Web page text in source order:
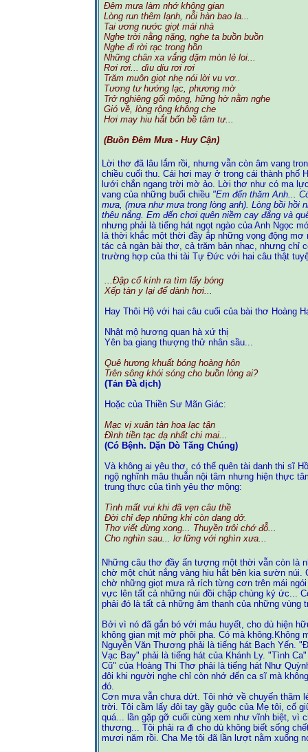
Đêm mưa làm nhớ không gian
Lòng run thêm lạnh, nỗi hàn bao la...
Tai ương nước giọt mái nhà
Nghe trời nằng nặng, nghe ta buồn buồn
Nghe đi rời rạc trong hồn
Những chân xa vắng dặm mòn lẻ loi...
Rơi rơi... dìu dịu rơi rơi
Trăm muôn giọt nhẹ nói lời vu vơ..
Tương tư hướng lạc, phương mờ
Trở nghiêng gối mộng, hững hờ nằm nghe
Gió về, lòng rộng không che
Hơi may hiu hắt bốn bề tâm tư...
(Buồn Đêm Mưa - Huy Cận)
Lời thơ đã lâu lắm rồi, nhưng vẫn còn âm vang
chiều cuối thu. Cái hơi may ở trong cái thành phố
lưới chắn ngang trời mờ ảo. Lời thơ như có ma
vang của những buổi chiều "Em đến thăm Anh...
mưa, (mưa như mưa trong lòng anh). Lòng bồi hồi
thêu nắng. Em đến chơi quên niềm cay đắng và
nhưng phải là tiếng hát ngọt ngào của Anh Ngọc
là thời khắc một thời đầy ắp những vọng động
tác cả ngàn bài thơ, cả trăm bản nhạc, nhưng chỉ
trường hợp của thi tài Tự Đức với hai câu thật
...Đập cổ kính ra tìm lấy bóng
Xếp tàn y lại để dành hơi...
Hay Thôi Hộ với hai câu cuối của bài thơ Hoàng
Nhật mộ hương quan hà xứ thị
Yên ba giang thượng thử nhân sầu...
Quê hương khuất bóng hoàng hôn
Trên sông khói sóng cho buồn lòng ai?
(Tản Đà dịch)
Hoặc của Thiền Sư Mãn Giác:
Mạc vị xuân tàn hoa lạc tận
Đình tiền tạc dạ nhất chi mai...
(Có Bệnh. Dặn Dò Tăng Chúng)
Và không ai yêu thơ, có thể quên tài danh thi sĩ
ngộ nghĩnh mâu thuẫn nội tâm nhưng hiện thực
trung thực của tình yêu thơ mộng:
Tình mất vui khi đã vẹn câu thề
Đời chỉ đẹp những khi còn dang dở.
Thơ viết đừng xong... Thuyền trôi chớ đỗ...
Cho nghìn sau... lơ lững với nghìn xưa...
Những câu thơ đầy ấn tượng một thời vẫn còn là
chờ một chút nắng vàng hiu hắt bên kia sườn núi.
chờ những giọt mưa rả rích từng cơn trên mái
vực lên tất cả những núi đồi chập chùng ký ức...
phải đó là tất cả những âm thanh của những
Bởi vì nó đã gắn bó với máu huyết, cho dù hiện
không gian mịt mờ phôi pha. Có mà
Nguyễn Văn Thương phải là tiếng hát Bạch Yến.
Vạc Bay" phải là tiếng hát của Khánh Ly. "Tình
Cũ" của Hoàng Thi Thơ phải là tiếng hát Như
đôi khi người nghe chỉ còn nhớ đến ca sĩ mà
đó.
Cơn mưa vẫn chưa dứt. Tôi nhớ về chuyến thăm
trời. Tôi cầm lấy đôi tay gầy guộc của Mẹ tôi, cố
quá... lần gặp gỡ cuối cùng xem như vĩnh biệt, vì
thương... Tôi phải ra đi cho dù không biết sống
mươi năm rồi. Cha Mẹ tôi đã lần lượt nằm xuống